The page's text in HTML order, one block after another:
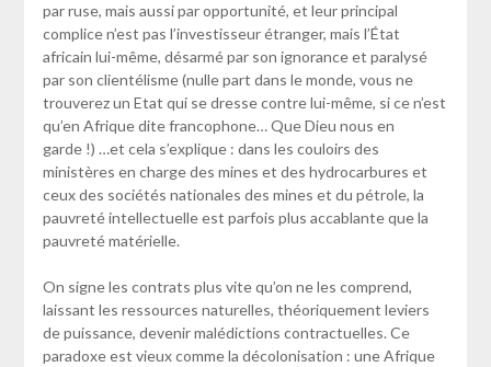
par ruse, mais aussi par opportunité, et leur principal
complice n’est pas l’investisseur étranger, mais l’État
africain lui-même, désarmé par son ignorance et paralysé
par son clientélisme (nulle part dans le monde, vous ne
trouverez un Etat qui se dresse contre lui-même, si ce n’est
qu’en Afrique dite francophone… Que Dieu nous en
garde !) …et cela s’explique : dans les couloirs des
ministères en charge des mines et des hydrocarbures et
ceux des sociétés nationales des mines et du pétrole, la
pauvreté intellectuelle est parfois plus accablante que la
pauvreté matérielle.
On signe les contrats plus vite qu’on ne les comprend,
laissant les ressources naturelles, théoriquement leviers
de puissance, devenir malédictions contractuelles. Ce
paradoxe est vieux comme la décolonisation : une Afrique